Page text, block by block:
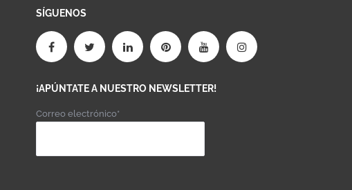
SÍGUENOS
¡APÚNTATE A NUESTRO NEWSLETTER!
Correo electrónico*